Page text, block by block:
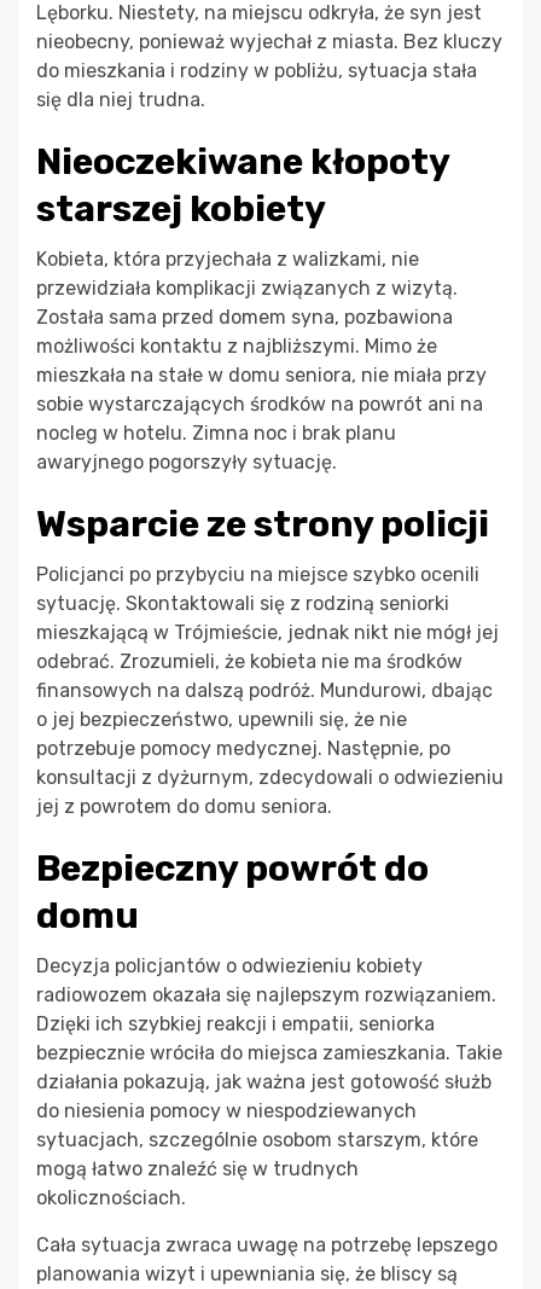
Lęborku. Niestety, na miejscu odkryła, że syn jest
nieobecny, ponieważ wyjechał z miasta. Bez kluczy
do mieszkania i rodziny w pobliżu, sytuacja stała
się dla niej trudna.
Nieoczekiwane kłopoty
starszej kobiety
Kobieta, która przyjechała z walizkami, nie
przewidziała komplikacji związanych z wizytą.
Została sama przed domem syna, pozbawiona
możliwości kontaktu z najbliższymi. Mimo że
mieszkała na stałe w domu seniora, nie miała przy
sobie wystarczających środków na powrót ani na
nocleg w hotelu. Zimna noc i brak planu
awaryjnego pogorszyły sytuację.
Wsparcie ze strony policji
Policjanci po przybyciu na miejsce szybko ocenili
sytuację. Skontaktowali się z rodziną seniorki
mieszkającą w Trójmieście, jednak nikt nie mógł jej
odebrać. Zrozumieli, że kobieta nie ma środków
finansowych na dalszą podróż. Mundurowi, dbając
o jej bezpieczeństwo, upewnili się, że nie
potrzebuje pomocy medycznej. Następnie, po
konsultacji z dyżurnym, zdecydowali o odwiezieniu
jej z powrotem do domu seniora.
Bezpieczny powrót do
domu
Decyzja policjantów o odwiezieniu kobiety
radiowozem okazała się najlepszym rozwiązaniem.
Dzięki ich szybkiej reakcji i empatii, seniorka
bezpiecznie wróciła do miejsca zamieszkania. Takie
działania pokazują, jak ważna jest gotowość służb
do niesienia pomocy w niespodziewanych
sytuacjach, szczególnie osobom starszym, które
mogą łatwo znaleźć się w trudnych
okolicznościach.
Cała sytuacja zwraca uwagę na potrzebę lepszego
planowania wizyt i upewniania się, że bliscy są